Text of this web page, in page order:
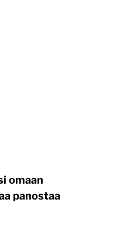
omaan
panostaa